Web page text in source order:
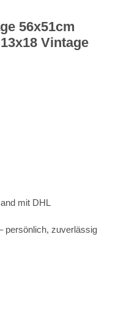
56x51cm
Vintage
mit DHL
persönlich, zuverlässig